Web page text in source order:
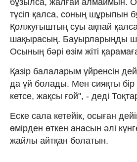
түсіп қалса, соның шұрыпын
Қолжуғыштың суы ақпай
шақырасың. Бауырларыңды
Осының бәрі өзім жіті
Қазір балаларым үйренсін
да үй болады. Мен сияқты
кетсе, жақсы ғой", - деді
Еске сала кетейік, осыған
өмірден өткен анасын әлі
жайлы айтқан болатын.